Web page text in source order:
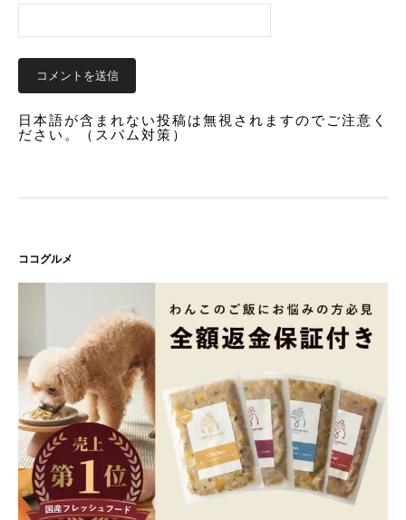
日本語が含まれない投稿は無視されますのでご注意く
ださい。（スパム対策）
ココグルメ